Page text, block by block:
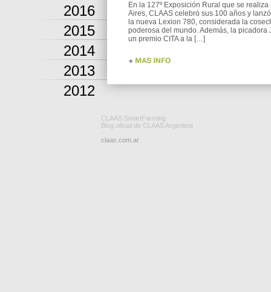
2016
2015
2014
2013
2012
En la 127º Exposición Rural que se
Aires, CLAAS celebró sus 100 años y
la nueva Lexion 780, considerada la
poderosa del mundo. Además, la picadora
un premio CITA a la […]
CLAAS SmartFarming
Blog oficial de CLAAS Argentina
-
claas.com.ar